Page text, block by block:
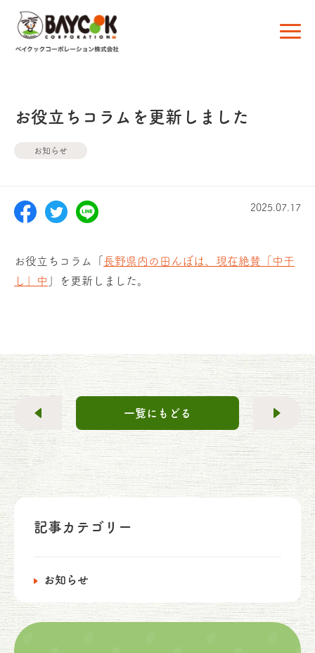
お役立ちコラムを更新しました
お知らせ
2025.07.17
お役立ちコラム「 長野県内の田んぼは、現在絶賛「中干
し」中
」を更新しました。
一覧にもどる
記事カテゴリー
お知らせ